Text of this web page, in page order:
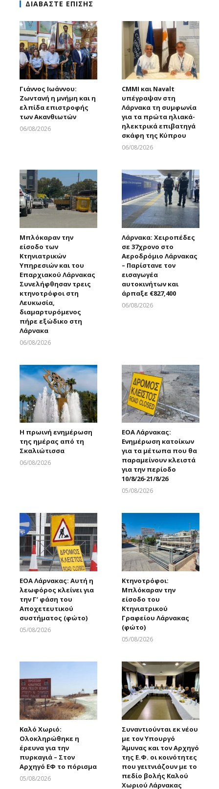
ΔΙΑΒΑΣΤΕ ΕΠΙΣΗΣ
Γιάννος Ιωάννου:
Ζωντανή η μνήμη και η
ελπίδα επιστροφής
των Ακανθιωτών
06/08/2026
CMMI και Navalt
υπέγραψαν στη
Λάρνακα τη συμφωνία
για τα πρώτα ηλιακά-
ηλεκτρικά επιβατηγά
σκάφη της Κύπρου
06/08/2026
Μπλόκαραν την
είσοδο των
Κτηνιατρικών
Υπηρεσιών και του
Επαρχιακού Λάρνακας
Συνελήφθησαν τρεις
κτηνοτρόφοι στη
Λευκωσία,
διαμαρτυρόμενος
πήρε εξώδικο στη
Λάρνακα
06/08/2026
Λάρνακα: Χειροπέδες
σε 37χρονο στο
Αεροδρόμιο Λάρνακας
– Παρίστανε τον
εισαγωγέα
αυτοκινήτων και
άρπαξε €827,400
06/08/2026
Η πρωινή ενημέρωση
της ημέρας από τη
Σκαλιώτισσα
06/08/2026
ΕΟΑ Λάρνακας:
Ενημέρωση κατοίκων
για τα μέτωπα που θα
παραμείνουν κλειστά
για την περίοδο
10/8/26-21/8/26
05/08/2026
ΕΟΑ Λάρνακας: Αυτή η
λεωφόρος κλείνει για
την Γ’ φάση του
Αποχετευτικού
συστήματος (φώτο)
05/08/2026
Κτηνοτρόφοι:
Μπλόκαραν την
είσοδο του
Κτηνιατρικού
Γραφείου Λάρνακας
(φώτο)
05/08/2026
Καλό Χωριό:
Ολοκληρώθηκε η
έρευνα για την
πυρκαγιά – Στον
Αρχηγό ΕΦ το πόρισμα
05/08/2026
Συναντιούνται εκ νέου
με τον Υπουργό
Άμυνας και τον Αρχηγό
της Ε.Φ. οι κοινότητες
που γειτνιάζουν με το
πεδίο βολής Καλού
Χωριού Λάρνακας